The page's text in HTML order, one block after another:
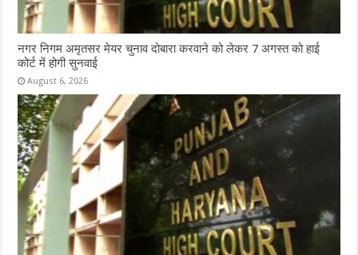
नगर निगम अमृतसर मेयर चुनाव दोबारा करवाने को लेकर 7 अगस्त को हाई
कोर्ट में होगी सुनवाई
August 6, 2026